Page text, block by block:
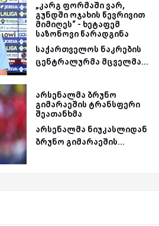
„კარგ ფორმაში ვარ,
გუნდში ოჯახის წევრივით
მიმიღეს“ - ხეტაფემ
საზონოვი წარადგინა
საქართველოს ნაკრების
ცენტრალურმა მცველმა...
არსენალმა ბრუნო
გიმარაეშის ტრანსფერი
შეათანხმა
არსენალმა ნიუკასლიდან
ბრუნო გიმარაეშის...